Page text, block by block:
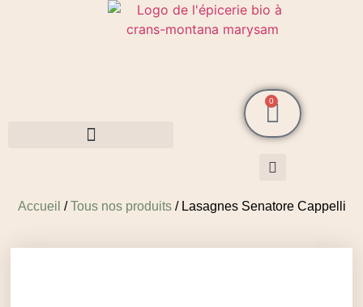
0
Accueil /Tous nos produits/ Lasagnes Senatore Cappelli